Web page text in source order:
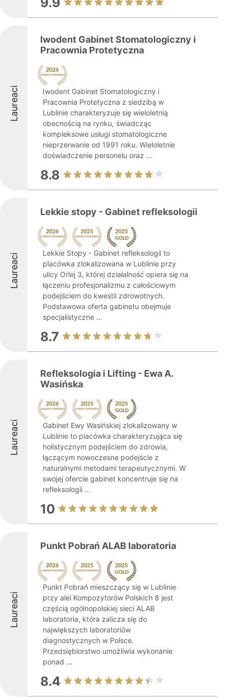
Laureaci
Iwodent Gabinet Stomatologiczny i
Pracownia Protetyczna
Iwodent Gabinet Stomatologiczny i
Pracownia Protetyczna z siedzibą w
Lublinie charakteryzuje się wieloletnią
obecnością na rynku, świadcząc
kompleksowe usługi stomatologiczne
nieprzerwanie od 1991 roku. Wieloletnie
doświadczenie personelu oraz ...
8.8
Laureaci
Lekkie stopy - Gabinet refleksologii
Lekkie Stopy - Gabinet refleksologii to
placówka zlokalizowana w Lublinie przy
ulicy Orlej 3, której działalność opiera się na
łączeniu profesjonalizmu z całościowym
podejściem do kwestii zdrowotnych.
Podstawowa oferta gabinetu obejmuje
specjalistyczne ...
8.7
Laureaci
Refleksologia i Lifting - Ewa A.
Wasińska
Gabinet Ewy Wasińskiej zlokalizowany w
Lublinie to placówka charakteryzująca się
holistycznym podejściem do zdrowia,
łączącym nowoczesne podejście z
naturalnymi metodami terapeutycznymi. W
swojej ofercie gabinet koncentruje się na
refleksologii ...
10
Laureaci
Punkt Pobrań ALAB laboratoria
Punkt Pobrań mieszczący się w Lublinie
przy alei Kompozytorów Polskich 8 jest
częścią ogólnopolskiej sieci ALAB
laboratoria, która zalicza się do
największych laboratoriów
diagnostycznych w Polsce.
Przedsiębiorstwo umożliwia wykonanie
ponad ...
8.4